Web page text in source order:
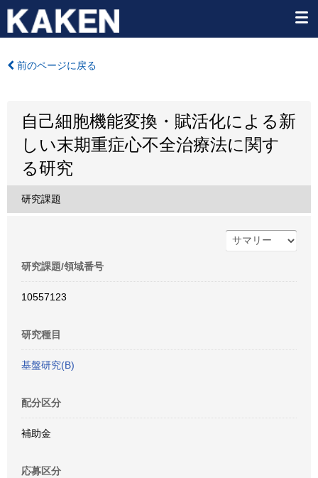
前のページに戻る
自己細胞機能変換・賦活化による新
しい末期重症心不全治療法に関す
る研究
研究課題
研究課題/領域番号
10557123
研究種目
基盤研究(B)
配分区分
補助金
応募区分